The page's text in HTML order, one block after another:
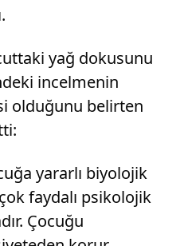
yağ dokusunu
incelmenin
olduğunu belirten
yararlı biyolojik
faydalı psikolojik
Çocuğu